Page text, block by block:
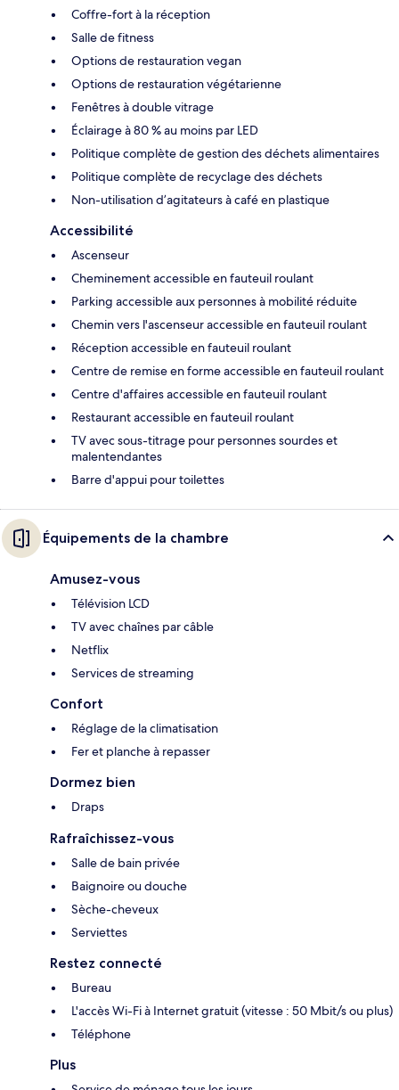
Coffre-fort à la réception
Salle de fitness
Options de restauration vegan
Options de restauration végétarienne
Fenêtres à double vitrage
Éclairage à 80 % au moins par LED
Politique complète de gestion des déchets alimentaires
Politique complète de recyclage des déchets
Non-utilisation d’agitateurs à café en plastique
Accessibilité
Ascenseur
Cheminement accessible en fauteuil roulant
Parking accessible aux personnes à mobilité réduite
Chemin vers l'ascenseur accessible en fauteuil roulant
Réception accessible en fauteuil roulant
Centre de remise en forme accessible en fauteuil roulant
Centre d'affaires accessible en fauteuil roulant
Restaurant accessible en fauteuil roulant
TV avec sous-titrage pour personnes sourdes et
malentendantes
Barre d'appui pour toilettes
Équipements de la chambre
Amusez-vous
Télévision LCD
TV avec chaînes par câble
Netflix
Services de streaming
Confort
Réglage de la climatisation
Fer et planche à repasser
Dormez bien
Draps
Rafraîchissez-vous
Salle de bain privée
Baignoire ou douche
Sèche-cheveux
Serviettes
Restez connecté
Bureau
L'accès Wi-Fi à Internet gratuit (vitesse : 50 Mbit/s ou plus)
Téléphone
Plus